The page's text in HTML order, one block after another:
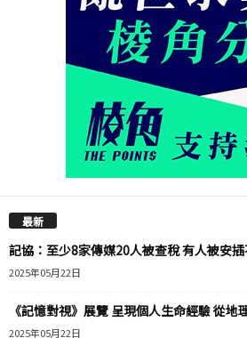
最新
記協：至少8家傳媒20人被查稅 有人被安
2025年05月22日
《記憶對視》展覽 呈現個人生命經驗 從地
2025年05月22日